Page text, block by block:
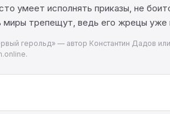
умеет исполнять приказы, не
миры трепещут, ведь его жрецы уже
герольд» — автор Константин Дадов